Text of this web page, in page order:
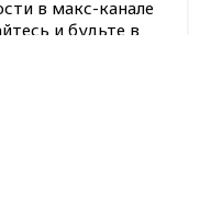
в макс-канале
и будьте в